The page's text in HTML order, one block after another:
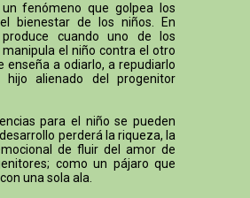
fenómeno que golpea los
bienestar de los niños. En
cuando uno de los
el niño contra el otro
enseña a odiarlo, a repudiarlo
alienado del progenitor
para el niño se pueden
perderá la riqueza, la
de fluir del amor de
como un pájaro que
una sola ala.